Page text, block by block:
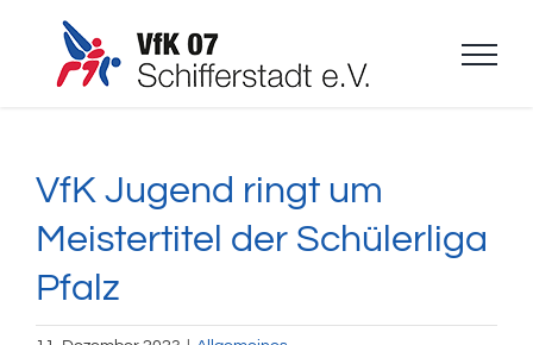
springen
VfK Jugend ringt um
Meistertitel der Schülerliga
Pfalz